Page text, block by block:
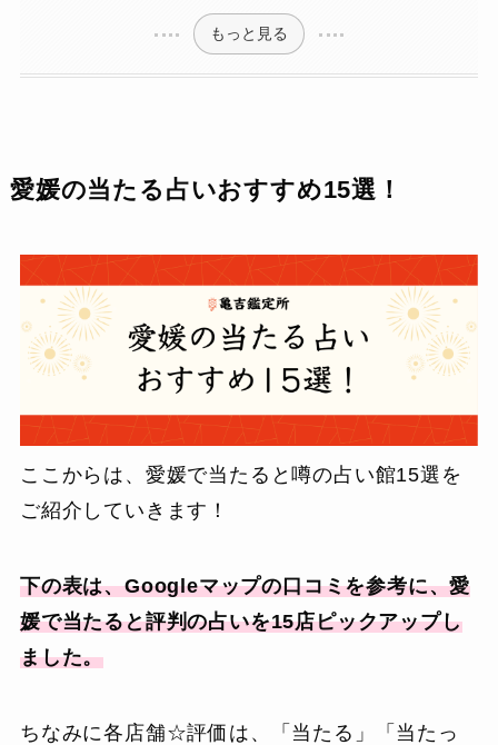
もっと見る
愛媛の当たる占いおすすめ15選！
ここからは、愛媛で当たると噂の占い館15選を
ご紹介していきます！
下の表は、Googleマップの口コミを参考に、愛
媛で当たると評判の占いを15店ピックアップし
ました。
ちなみに各店舗☆評価は、「当たる」「当たっ